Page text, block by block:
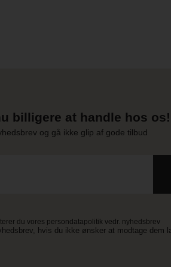
billigere at handle hos
og gå ikke glip af gode tilbud
du vores persondatapolitik vedr. nyhedsbrev
hvis du ikke ønsker at modtage dem